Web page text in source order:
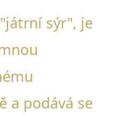
sýr", je
a podává se